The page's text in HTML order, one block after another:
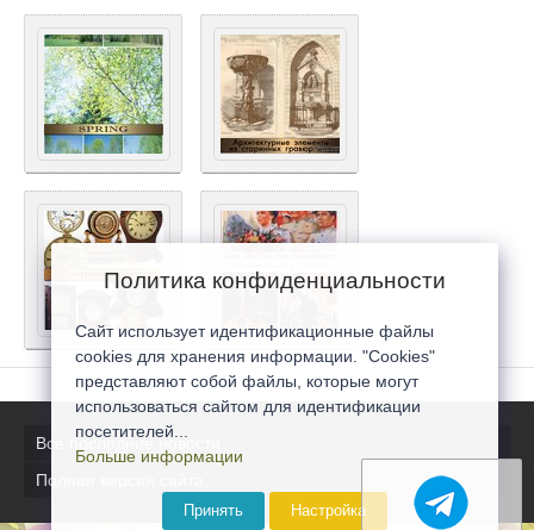
Все последние новости
Полная версия сайта
Политика конфиденциальности
Сайт использует идентификационные файлы
cookies для хранения информации. "Cookies"
представляют собой файлы, которые могут
использоваться сайтом для идентификации
посетителей...
Больше информации
Принять Настройка